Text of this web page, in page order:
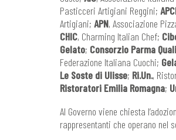
Pasticceri Artigiani Reggini;
Artigiani; APN, Associazione
CHIC, Charming Italian Chef;
Gelato; Consorzio Parma
Federazione Italiana Cuochi;
Le Soste di Ulisse; Ri.Un.,
Ristoratori Emilia Romagna;
Al Governo viene chiesta
rappresentanti che operano nel